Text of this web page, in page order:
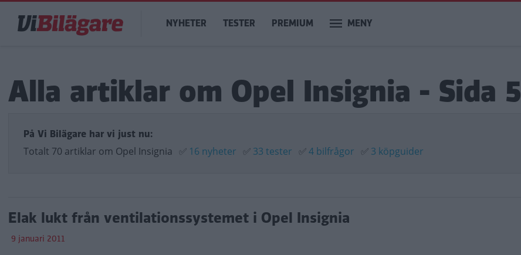
huvudinnehåll
Main
navigation
NYHETER TESTER PREMIUM MENY
Alla artiklar om Opel Insignia - Sida 5
På Vi Bilägare har vi just nu:
Totalt 70 artiklar om Opel Insignia ✅ 16 nyheter ✅ 33 tester ✅4 bilfrågor ✅ 3 köpguider
Elak lukt från ventilationssystemet i Opel Insignia
9 januari 2011